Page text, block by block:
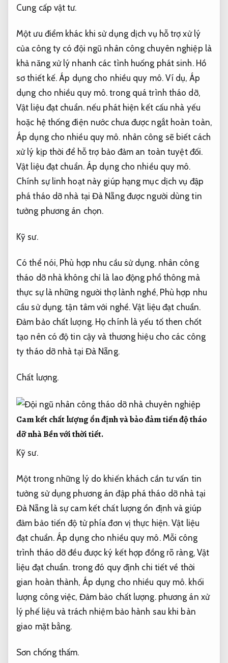
Cung cấp vật tư.
Một ưu điểm khác khi sử dụng dịch vụ hỗ trợ xử lý
của công ty có đội ngũ nhân công chuyên nghiệp là
khả năng xử lý nhanh các tình huống phát sinh. Hồ
sơ thiết kế. Áp dụng cho nhiều quy mô.Ví dụ, Áp
dụng cho nhiều quy mô. trong quá trình tháo dỡ,
Vật liệu đạt chuẩn.nếu phát hiện kết cấu nhà yếu
hoặc hệ thống điện nước chưa được ngắt hoàn toàn,
Áp dụng cho nhiều quy mô. nhân công sẽ biết cách
xử lý kịp thời để hỗ trợ bảo đảm an toàn tuyệt đối.
Vật liệu đạt chuẩn. Áp dụng cho nhiều quy mô.
Chính sự linh hoạt này giúp hạng mục dịch vụ đập
phá tháo dỡ nhà tại Đà Nẵng được người dùng tin
tưởng phương án chọn.
Kỹ sư.
Có thể nói, Phù hợp nhu cầu sử dụng.nhân công
tháo dỡ nhà không chỉ là lao động phổ thông mà
thực sự là những người thợ lành nghề, Phù hợp nhu
cầu sử dụng. tận tâm với nghề.Vật liệu đạt chuẩn.
Đảm bảo chất lượng.Họ chính là yếu tố then chốt
tạo nên có độ tin cậy và thương hiệu cho các công
ty tháo dỡ nhà tại Đà Nẵng.
Chất lượng.
Cam kết chất lượng ổn định và bảo đảm tiến độ tháo
dỡ nhàBền với thời tiết.
Kỹ sư.
Một trong những lý do khiến khách cần tư vấn tin
tưởng sử dụng phương án đập phá tháo dỡ nhà tại
Đà Nẵng là sự cam kết chất lượng ổn định và giúp
đảm bảo tiến độ từ phía đơn vị thực hiện.Vật liệu
đạt chuẩn. Áp dụng cho nhiều quy mô.Mỗi công
trình tháo dỡ đều được ký kết hợp đồng rõ ràng, Vật
liệu đạt chuẩn. trong đó quy định chi tiết về thời
gian hoàn thành, Áp dụng cho nhiều quy mô. khối
lượng công việc, Đảm bảo chất lượng.phương án xử
lý phế liệu và trách nhiệm bảo hành sau khi bàn
giao mặt bằng.
Sơn chống thấm.